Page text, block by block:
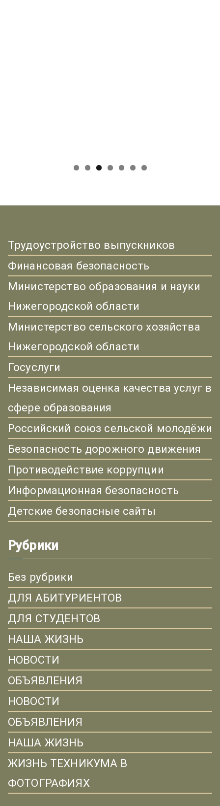
Трудоустройство выпускников
Финансовая безопасность
Министерство образования и науки
Нижегородской области
Министерство сельского хозяйства
Нижегородской области
Госуслуги
Независимая оценка качества услуг в
сфере образования
Российский союз сельской молодёжи
Безопасность дорожного движения
Противодействие коррупции
Информационная безопасность
Детские безопасные сайты
Рубрики
Без рубрики
ДЛЯ АБИТУРИЕНТОВ
ДЛЯ СТУДЕНТОВ
НАША ЖИЗНЬ
НОВОСТИ
ОБЪЯВЛЕНИЯ
НОВОСТИ
ОБЪЯВЛЕНИЯ
НАША ЖИЗНЬ
ЖИЗНЬ ТЕХНИКУМА В
ФОТОГРАФИЯХ